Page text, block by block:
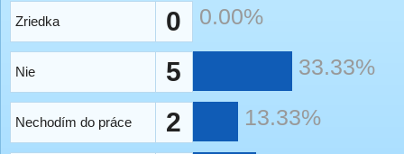
Zriedka 0 0.00%
Nie 5 33.33%
Nechodím do práce 2 13.33%